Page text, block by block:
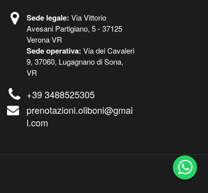
Sede legale: Via Vittorio
Avesani Partigiano, 5 - 37125
Verona VR
Sede operativa: Via dei Cavaleri
9, 37060, Lugagnano di Sona,
VR
+39 3488525305
prenotazioni.oliboni@gmai
l.com